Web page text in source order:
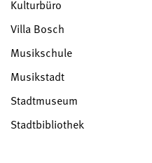
Kulturbüro
Villa Bosch
Musikschule
Musikstadt
Stadtmuseum
Stadtbibliothek